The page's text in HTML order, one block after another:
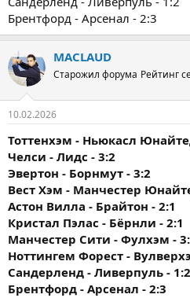
Брентфорд - Арсенал - 2:3
MACLAUD
Старожил форума Рейтинг
10.02.2026
Тоттенхэм - Ньюкасл
Челси - Лидс - 3:2
Эвертон - Борнмут - 3:2
Вест Хэм - Манчестер
Астон Вилла - Брайтон - 2:1
Кристал Пэлас - Бёрнли - 2:1
Манчестер Сити - Фулхэм -
Ноттингем Форест -
Сандерленд - Ливерпуль - 1:2
Брентфорд - Арсенал - 2:3